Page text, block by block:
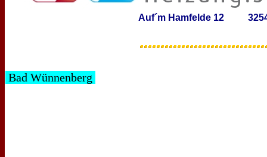
Auf´m Hamfelde 12
Bad Wünnenberg